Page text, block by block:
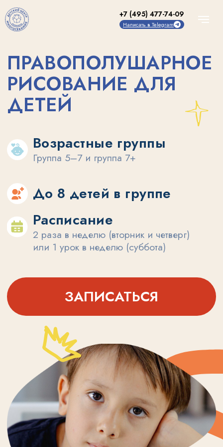
+7 (495) 477-74-09
Написать в Telegram
РИСОВАНИЕ ДЛЯ
ДЕТЕЙ
Группа 5–7 и группа 7+
Возрастные группы
До 8 детей в группе
Расписание